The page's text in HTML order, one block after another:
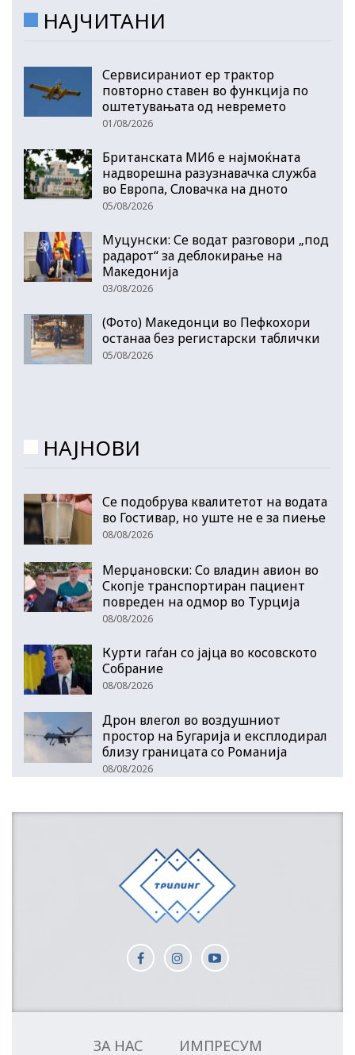
НАЈЧИТАНИ
Сервисираниот ер трактор
повторно ставен во функција по
оштетувањата од невремето
01/08/2026
Британската МИ6 е најмоќната
надворешна разузнавачка служба
во Европа, Словачка на дното
05/08/2026
Муцунски: Се водат разговори „под
радарот“ за деблокирање на
Македонија
03/08/2026
(Фото) Македонци во Пефкохори
останаа без регистарски таблички
05/08/2026
НАЈНОВИ
Се подобрува квалитетот на водата
во Гостивар, но уште не е за пиење
08/08/2026
Мерџановски: Со владин авион во
Скопје транспортиран пациент
повреден на одмор во Турција
08/08/2026
Курти гаѓан со јајца во косовското
Собрание
08/08/2026
Дрон влегол во воздушниот
простор на Бугарија и експлодирал
близу границата со Романија
08/08/2026
ЗА НАС ИМПРЕСУМ